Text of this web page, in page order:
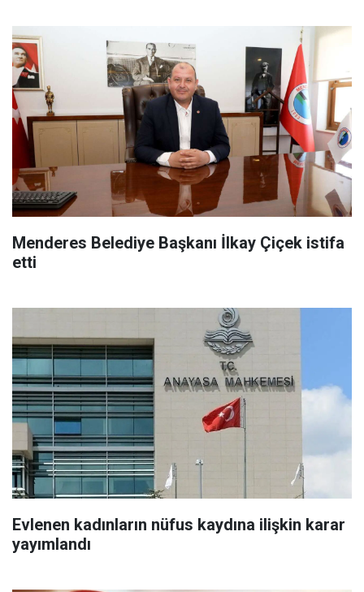
Menderes Belediye Başkanı İlkay Çiçek istifa
etti
Evlenen kadınların nüfus kaydına ilişkin karar
yayımlandı